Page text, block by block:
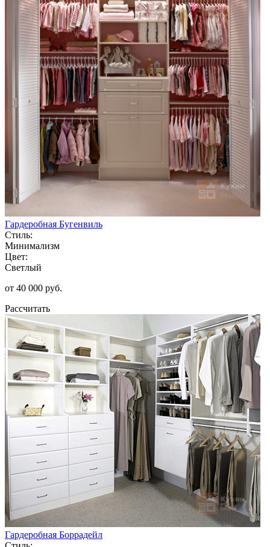
Гардеробная Бугенвиль
Стиль:
Минимализм
Цвет:
Светлый
от 40 000 руб.
Рассчитать
Гардеробная Боррадейл